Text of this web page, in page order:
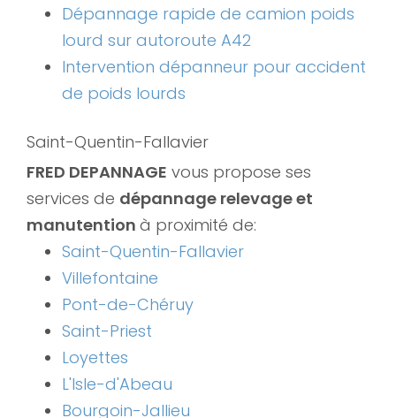
Dépannage rapide de camion poids
lourd sur autoroute A42
Intervention dépanneur pour accident
de poids lourds
Saint-Quentin-Fallavier
FRED DEPANNAGE vous propose ses
services de dépannage relevage et
manutention à proximité de:
Saint-Quentin-Fallavier
Villefontaine
Pont-de-Chéruy
Saint-Priest
Loyettes
L'Isle-d'Abeau
Bourgoin-Jallieu